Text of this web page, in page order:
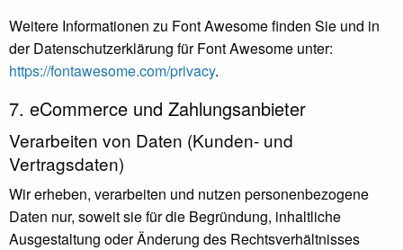
Weitere Informationen zu Font Awesome finden Sie und in
der Datenschutzerklärung für Font Awesome unter:
https://fontawesome.com/privacy.
7. eCommerce und Zahlungs­anbieter
Verarbeiten von Daten (Kunden- und
Vertragsdaten)
Wir erheben, verarbeiten und nutzen personenbezogene
Daten nur, soweit sie für die Begründung, inhaltliche
Ausgestaltung oder Änderung des Rechtsverhältnisses